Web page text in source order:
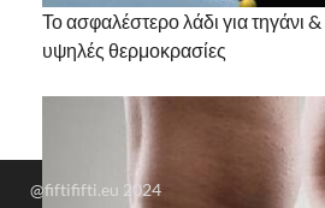
Το ασφαλέστερο λάδι για τηγάνι
υψηλές θερμοκρασίες
@fiftififti.eu 2024